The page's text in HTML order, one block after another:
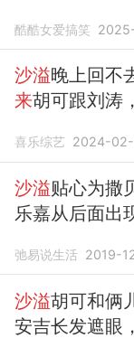
酷酷女爱搞笑
沙溢晚上回不
来胡可跟刘涛
喜乐综艺 2024-02-
沙溢贴心为撒
乐嘉从后面出
弛易说生活 2019-
沙溢胡可和俩
安吉长发遮眼